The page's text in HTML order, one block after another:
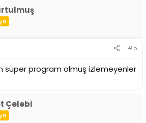
#5
süper program olmuş izlemeyenler
Çelebi